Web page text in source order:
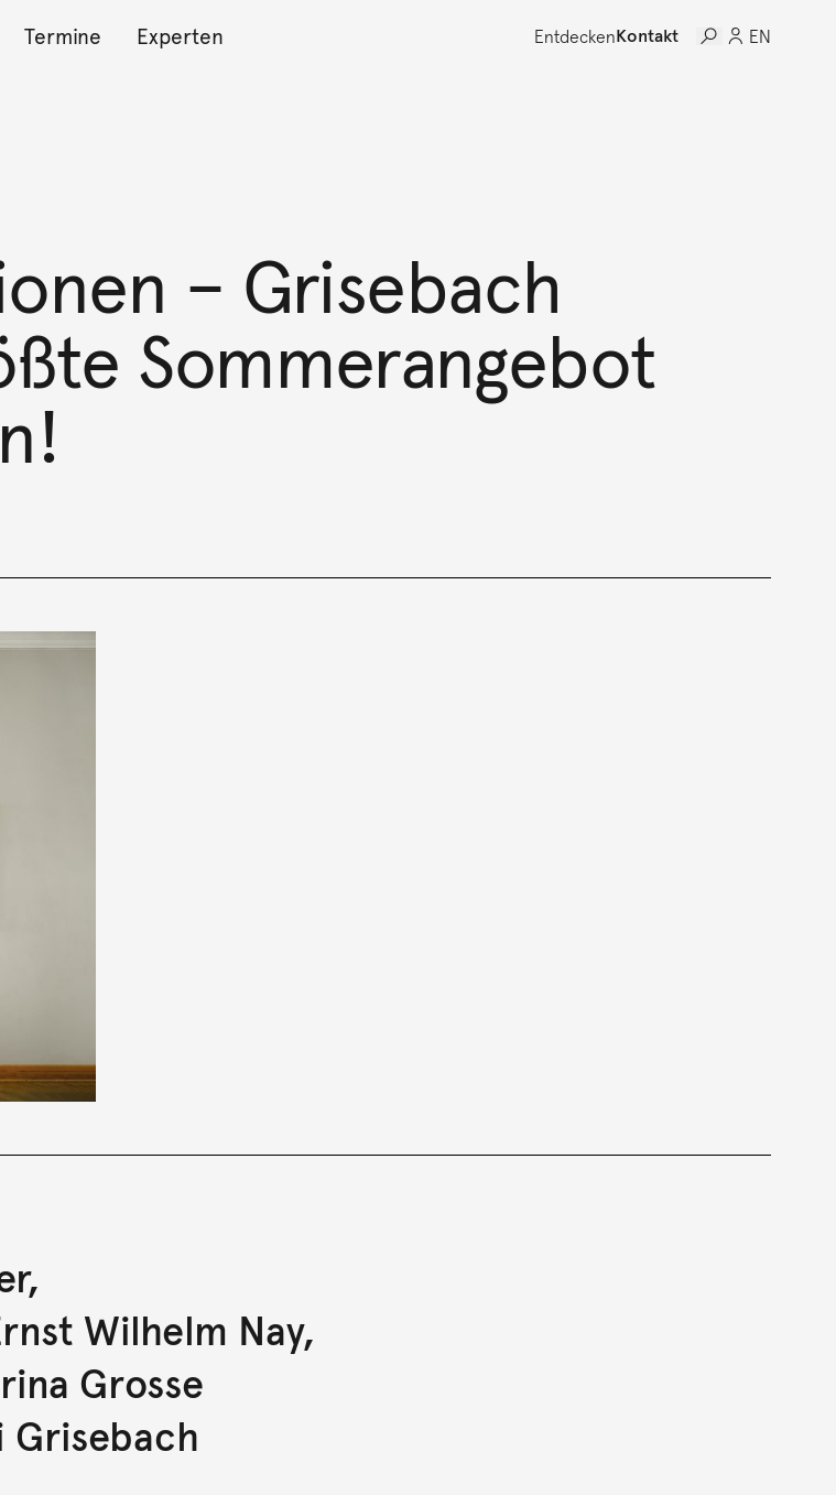
Termine Experten EntdeckenKontakt EN
– Grisebach
Sommerangebot
Wilhelm Nay,
Grosse
Grisebach